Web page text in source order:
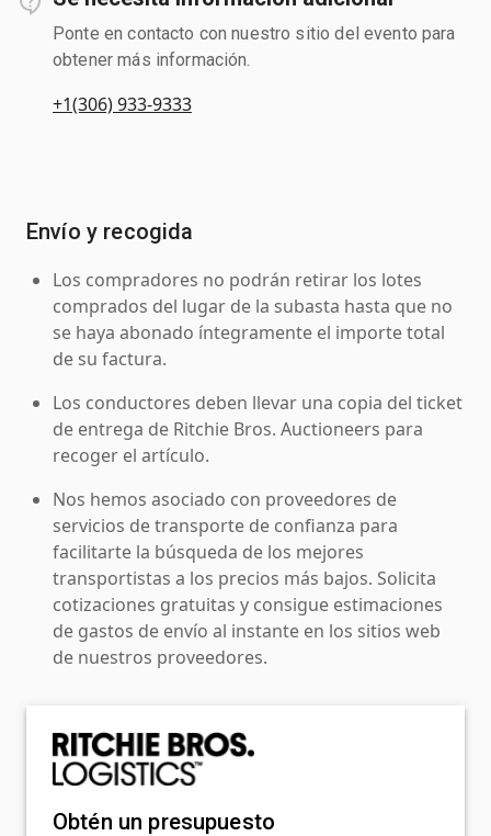
Ponte en contacto con nuestro sitio del evento para
obtener más información.
+1(306) 933-9333
Envío y recogida
Los compradores no podrán retirar los lotes
comprados del lugar de la subasta hasta que no
se haya abonado íntegramente el importe total
de su factura.
Los conductores deben llevar una copia del ticket
de entrega de Ritchie Bros. Auctioneers para
recoger el artículo.
Nos hemos asociado con proveedores de
servicios de transporte de confianza para
facilitarte la búsqueda de los mejores
transportistas a los precios más bajos. Solicita
cotizaciones gratuitas y consigue estimaciones
de gastos de envío al instante en los sitios web
de nuestros proveedores.
Obtén un presupuesto